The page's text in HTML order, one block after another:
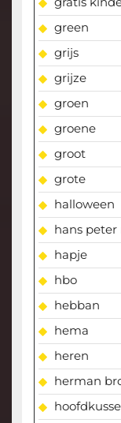
green
grijs
grijze
groen
groene
groot
grote
halloween
hans peter
hapje
hbo
hebban
hema
heren
herman